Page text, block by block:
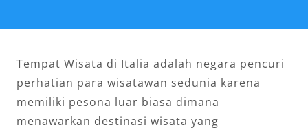
Tempat Wisata di Italia adalah negara pencuri
perhatian para wisatawan sedunia karena
memiliki pesona luar biasa dimana
menawarkan destinasi wisata yang